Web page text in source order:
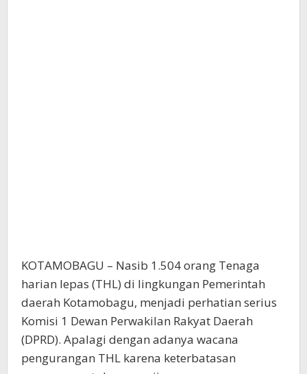
KOTAMOBAGU – Nasib 1.504 orang Tenaga
harian lepas (THL) di lingkungan Pemerintah
daerah Kotamobagu, menjadi perhatian serius
Komisi 1 Dewan Perwakilan Rakyat Daerah
(DPRD). Apalagi dengan adanya wacana
pengurangan THL karena keterbatasan